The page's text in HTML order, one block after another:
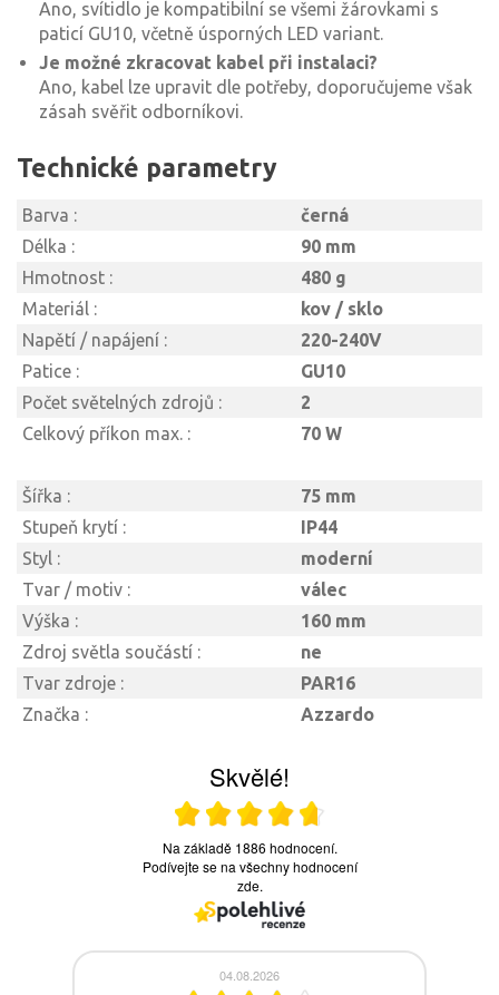
Ano, svítidlo je kompatibilní se všemi žárovkami s
paticí GU10, včetně úsporných LED variant.
Je možné zkracovat kabel při instalaci?
Ano, kabel lze upravit dle potřeby, doporučujeme však
zásah svěřit odborníkovi.
Technické parametry
Barva :
černá
Délka :
90 mm
Hmotnost :
480 g
Materiál :
kov / sklo
Napětí / napájení :
220-240V
Patice :
GU10
Počet světelných zdrojů :
2
Celkový příkon max. :
70 W
Šířka :
75 mm
Stupeň krytí :
IP44
Styl :
moderní
Tvar / motiv :
válec
Výška :
160 mm
Zdroj světla součástí :
ne
Tvar zdroje :
PAR16
Značka :
Azzardo